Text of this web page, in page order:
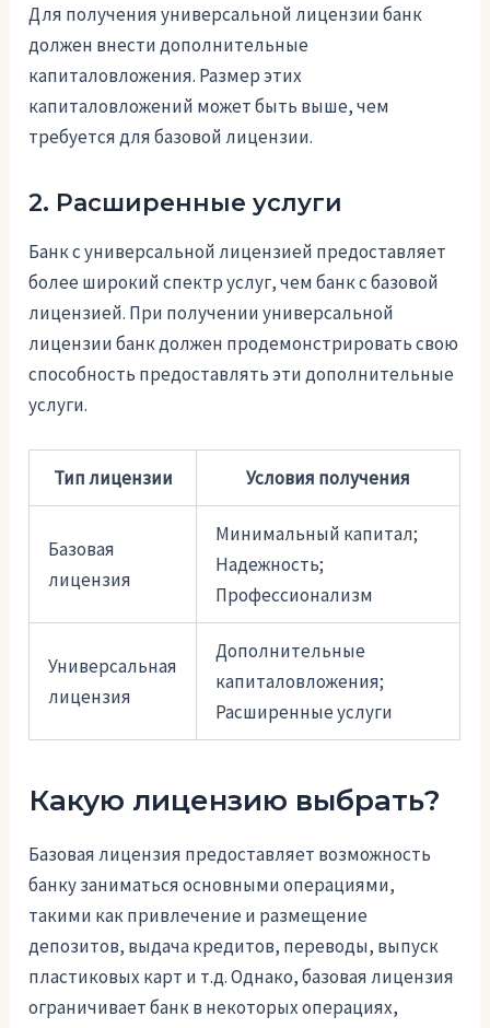
Для получения универсальной лицензии банк
должен внести дополнительные
капиталовложения. Размер этих
капиталовложений может быть выше, чем
требуется для базовой лицензии.
2. Расширенные услуги
Банк с универсальной лицензией предоставляет
более широкий спектр услуг, чем банк с базовой
лицензией. При получении универсальной
лицензии банк должен продемонстрировать свою
способность предоставлять эти дополнительные
услуги.
Тип лицензии Условия получения
Базовая
лицензия
Минимальный капитал;
Надежность;
Профессионализм
Универсальная
лицензия
Дополнительные
капиталовложения;
Расширенные услуги
Какую лицензию выбрать?
Базовая лицензия предоставляет возможность
банку заниматься основными операциями,
такими как привлечение и размещение
депозитов, выдача кредитов, переводы, выпуск
пластиковых карт и т.д. Однако, базовая лицензия
ограничивает банк в некоторых операциях,